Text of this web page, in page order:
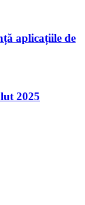
aplicațiile de
2025